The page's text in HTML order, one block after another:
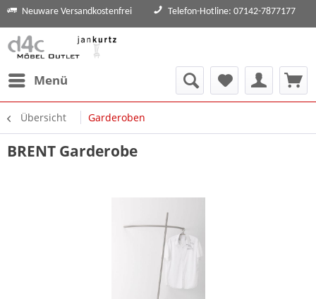
Neuware Versandkostenfrei Telefon-Hotline: 07142-7877177
Menü
Übersicht Garderoben
BRENT Garderobe